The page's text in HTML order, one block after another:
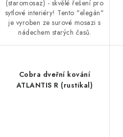
(staromosaz) - skvělé řešení pro
sytlové interiéry! Tento "elegán"
je vyroben ze surové mosazi s
nádechem starých časů.
Cobra dveřní kování
ATLANTIS R (rustikal)